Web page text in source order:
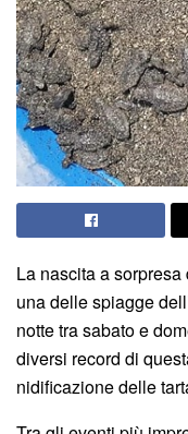
La nascita a
una delle spiagge
notte tra sabato e
diversi record di
nidificazione delle